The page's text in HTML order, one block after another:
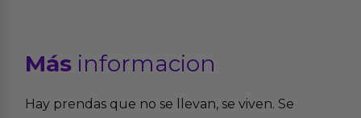
Más informacion
Hay prendas que no se llevan, se viven. Se